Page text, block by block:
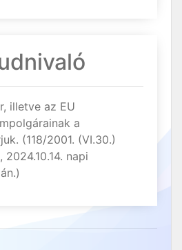
illetve az EU
a
(118/2001. (VI.30.)
napi